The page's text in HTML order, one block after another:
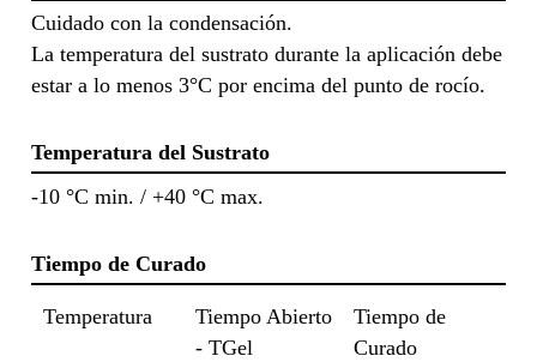
Cuidado con la condensación.
La temperatura del sustrato durante la aplicación debe
estar a lo menos 3°C por encima del punto de rocío.
Temperatura del Sustrato
-10 °C min. / +40 °C max.
Tiempo de Curado
Temperatura
Tiempo Abierto
- TGel
Tiempo de
Curado